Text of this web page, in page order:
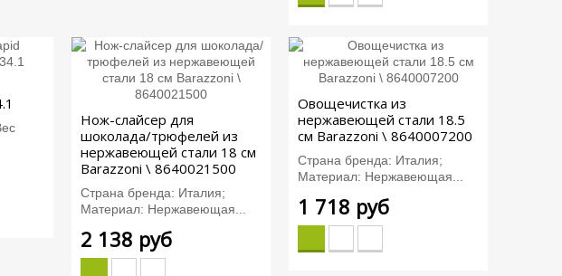
Нож-слайсер для
шоколада/трюфелей из
нержавеющей стали 18 см
Barazzoni \ 8640021500
Страна бренда: Италия;
Материал: Нержавеющая...
2 138 руб
Овощечистка из
нержавеющей стали 18.5
см Barazzoni \ 8640007200
Страна бренда: Италия;
Материал: Нержавеющая...
1 718 руб